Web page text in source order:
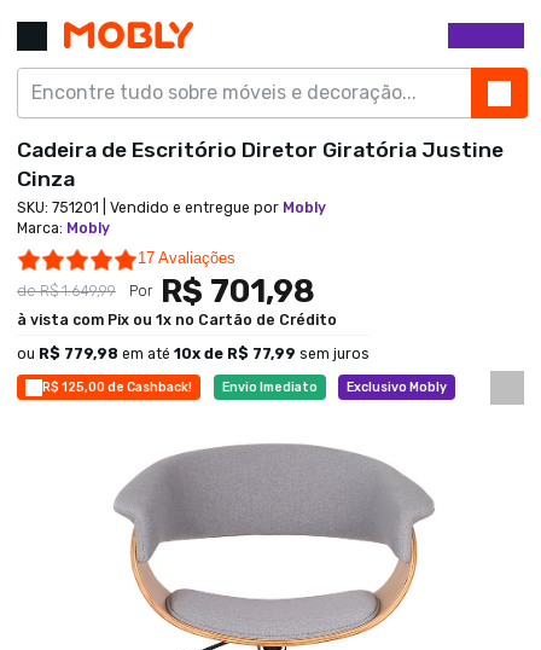
R$ 125,00 de Cashback! Envio Imediato
Exclusivo Mobly
Cadeira de Escritório Diretor Giratória Justine
Cinza
SKU: 751201 | Vendido e entregue por Mobly
Marca: Mobly
4.8 star rating
17 Avaliações
deR$ 1.649,99 Por R$ 701,98
à vista com Pix ou 1x no Cartão de Crédito
ou R$ 779,98 em até 10x de R$ 77,99 sem juros